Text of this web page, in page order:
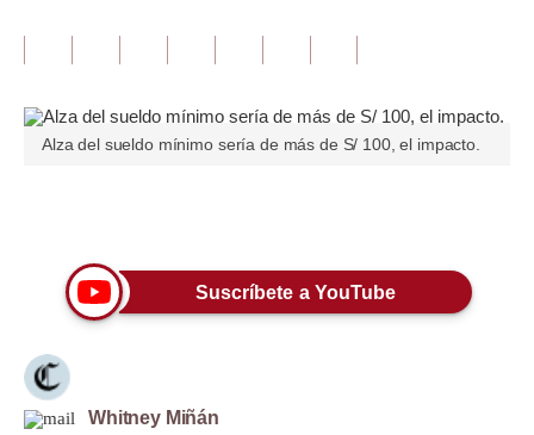
Tendencias
Moda
Mundo
Alza del sueldo mínimo sería de más de S/ 100, el impacto.
Suscríbete a YouTube
Whitney Miñán